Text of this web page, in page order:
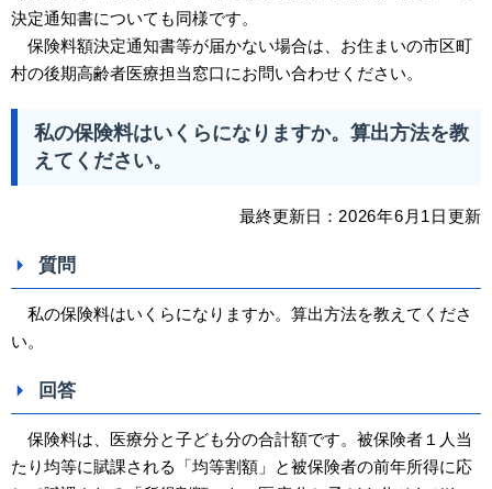
決定通知書についても同様です。
保険料額決定通知書等が届かない場合は、お住まいの市区町
村の後期高齢者医療担当窓口にお問い合わせください。
私の保険料はいくらになりますか。算出方法を教
えてください。
最終更新日： 2026年6 月1日更新
質問
私の保険料はいくらになりますか。算出方法を教えてくださ
い。
回答
保険料は、医療分と子ども分の合計額です。被保険者１人当
たり均等に賦課される「均等割額」と被保険者の前年所得に応